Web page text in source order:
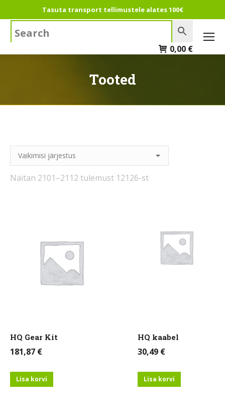
Tasuta transport tellimustele alates 100€
0,00 €
Tooted
Näitan 2101–2112 tulemust 12126-st
HQ Gear Kit
181,87 €
Lisa korvi
HQ kaabel
30,49 €
Lisa korvi